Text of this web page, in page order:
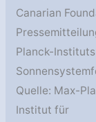
Canarian
Planck-
Quelle: Max-
Institut für